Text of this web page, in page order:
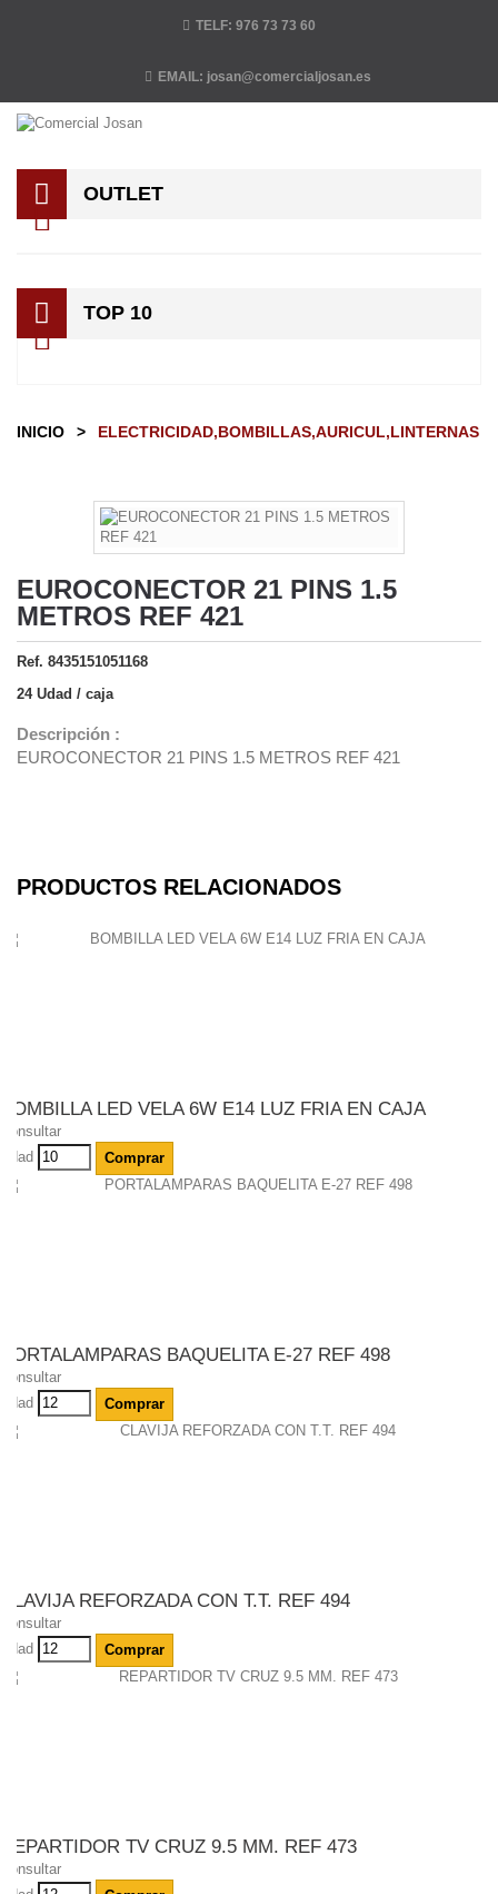
TELF: 976 73 73 60
EMAIL: josan@comercialjosan.es
OUTLET
TOP 10
INICIO > ELECTRICIDAD,BOMBILLAS,AURICUL,LINTERNAS
EUROCONECTOR 21 PINS 1.5
METROS REF 421
Ref. 8435151051168
24 Udad / caja
Descripción :
EUROCONECTOR 21 PINS 1.5 METROS REF 421
PRODUCTOS RELACIONADOS
BOMBILLA LED VELA 6W E14 LUZ FRIA EN CAJA
Consultar
Udad
Comprar
PORTALAMPARAS BAQUELITA E-27 REF 498
Consultar
Udad
Comprar
CLAVIJA REFORZADA CON T.T. REF 494
Consultar
Udad
Comprar
REPARTIDOR TV CRUZ 9.5 MM. REF 473
Consultar